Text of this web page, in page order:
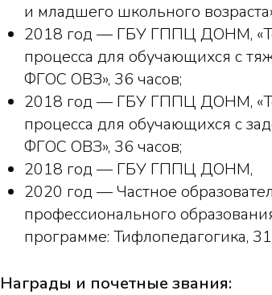
и младшего школьного
2018 год — ГБУ ГППЦ ДОНМ,
процесса для обучающихся с
ФГОС ОВЗ», 36 часов;
2018 год — ГБУ ГППЦ ДОНМ,
процесса для обучающихся с
ФГОС ОВЗ», 36 часов;
2018 год — ГБУ ГППЦ ДОНМ,
2020 год — Частное
профессионального
программе: Тифлопедагогика,
Награды и почетные звания: